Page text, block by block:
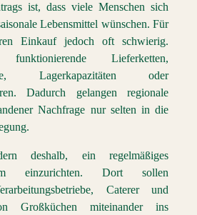
ist, dass viele Menschen sich
Lebensmittel wünschen. Für
Einkauf jedoch oft schwierig.
Lieferketten,
Lagerkapazitäten oder
Dadurch gelangen regionale
Nachfrage nur selten in die
deshalb, ein regelmäßiges
einzurichten. Dort sollen
Caterer und
Großküchen miteinander ins